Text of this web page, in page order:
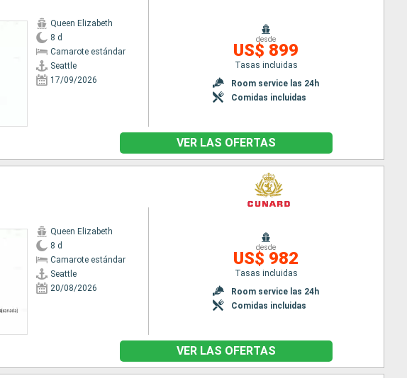
Queen Elizabeth
8 d
Camarote estándar
Seattle
17/09/2026
desde
US$ 899
Tasas incluidas
Room service las 24h
Comidas incluidas
VER LAS OFERTAS
Queen Elizabeth
8 d
Camarote estándar
Seattle
20/08/2026
desde
US$ 982
Tasas incluidas
Room service las 24h
Comidas incluidas
VER LAS OFERTAS